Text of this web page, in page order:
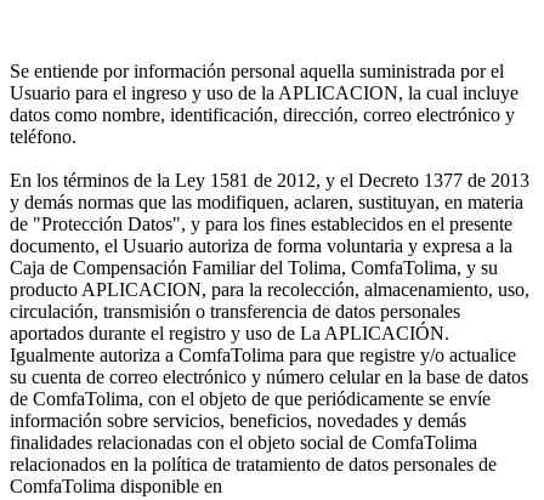
Se entiende por información personal aquella suministrada por el
Usuario para el ingreso y uso de la APLICACION, la cual incluye
datos como nombre, identificación, dirección, correo electrónico y
teléfono.
En los términos de la Ley 1581 de 2012, y el Decreto 1377 de 2013
y demás normas que las modifiquen, aclaren, sustituyan, en materia
de "Protección Datos", y para los fines establecidos en el presente
documento, el Usuario autoriza de forma voluntaria y expresa a la
Caja de Compensación Familiar del Tolima, ComfaTolima, y su
producto APLICACION, para la recolección, almacenamiento, uso,
circulación, transmisión o transferencia de datos personales
aportados durante el registro y uso de La APLICACIÓN.
Igualmente autoriza a ComfaTolima para que registre y/o actualice
su cuenta de correo electrónico y número celular en la base de datos
de ComfaTolima, con el objeto de que periódicamente se envíe
información sobre servicios, beneficios, novedades y demás
finalidades relacionadas con el objeto social de ComfaTolima
relacionados en la política de tratamiento de datos personales de
ComfaTolima disponible en